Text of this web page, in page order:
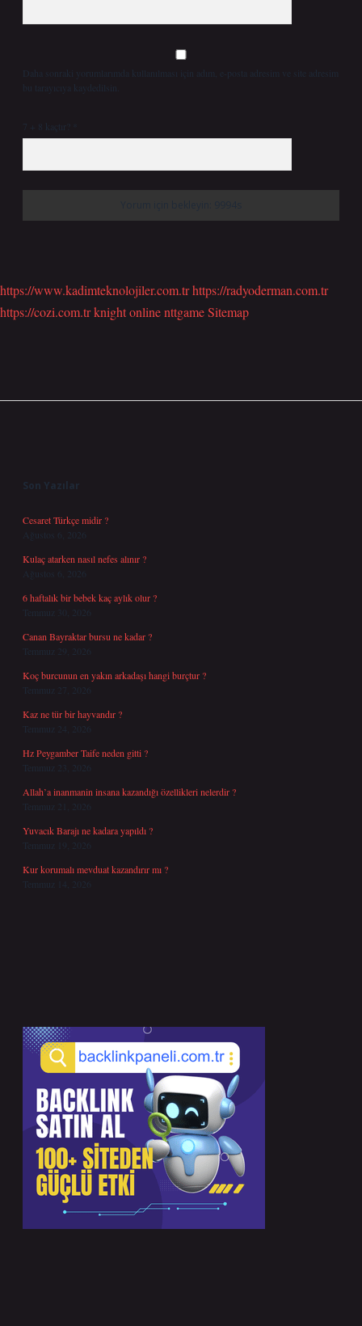
Daha sonraki yorumlarımda kullanılması için adım, e-posta adresim ve site adresim
bu tarayıcıya kaydedilsin.
7 + 8 kaçtır?
https://www.kadimteknolojiler.com.trhttps://radyoderman.com.tr
https://cozi.com.trknight onlinenttgameSitemap
Son Yazılar
Cesaret Türkçe midir ?
Ağustos 6, 2026
Kulaç atarken nasıl nefes alınır ?
Ağustos 6, 2026
6 haftalık bir bebek kaç aylık olur ?
Temmuz 30, 2026
Canan Bayraktar bursu ne kadar ?
Temmuz 29, 2026
Koç burcunun en yakın arkadaşı hangi burçtur ?
Temmuz 27, 2026
Kaz ne tür bir hayvandır ?
Temmuz 24, 2026
Hz Peygamber Taife neden gitti ?
Temmuz 23, 2026
Allah’a inanmanin insana kazandığı özellikleri nelerdir ?
Temmuz 21, 2026
Yuvacık Barajı ne kadara yapıldı ?
Temmuz 19, 2026
Kur korumalı mevduat kazandırır mı ?
Temmuz 14, 2026